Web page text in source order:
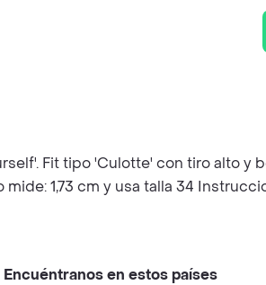
Fit tipo 'Culotte' con tiro alto y
1,73 cm y usa talla 34
Encuéntranos en estos países